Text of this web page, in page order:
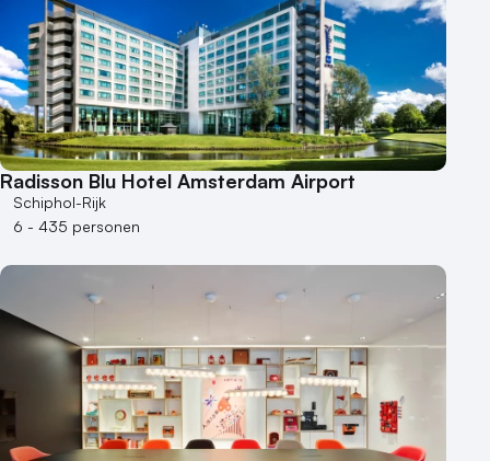
Radisson Blu Hotel Amsterdam Airport
Schiphol-Rijk
6 - 435 personen